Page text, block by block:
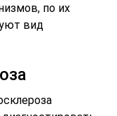
входите в группу
грозит
полной